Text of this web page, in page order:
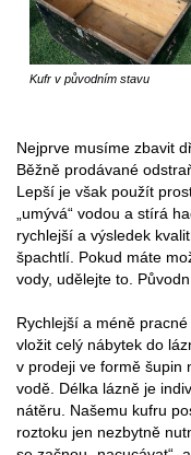
Kufr v původním stavu
Nejprve musíme zbavit
Běžně prodávané
Lepší je však použít
„umývá“ vodou a stírá
rychlejší a výsledek
špachtlí. Pokud máte
vody, udělejte to.
Rychlejší a méně
vložit celý nábytek do
v prodeji ve formě šupin
vodě. Délka lázně je
nátěru. Našemu kufru
roztoku jen nezbytně